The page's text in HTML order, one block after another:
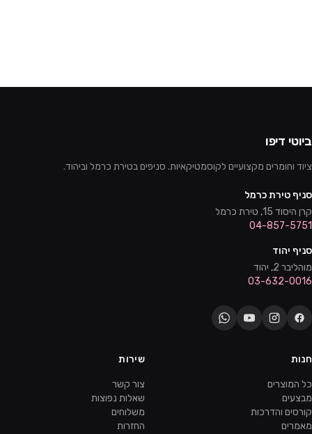
ביוטי דיפו
ציוד וחומרים מקצועיים לקוסמטיקאיות. סניפים בטירת כרמל וביהוד.
סניף טירת כרמל
קרן היסוד 15, טירת כרמל
04-857-5751
סניף יהוד
מוהליבר 2, יהוד
03-632-0016
חנות
כל המוצרים
מבצעים
קורסים והדרכות
מאמרים
שירות
צור קשר
שאלות נפוצות
משלוחים
החזרות